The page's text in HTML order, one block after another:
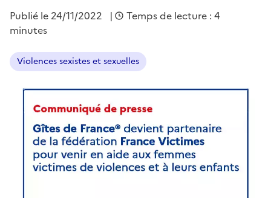
Publié le 24/11/2022 |
Temps de lecture : 4
minutes
Violences sexistes et sexuelles